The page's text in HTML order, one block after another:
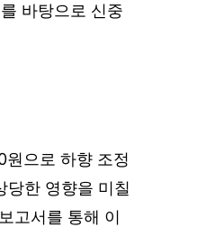
바탕으로 신중
으로 하향 조정
한 영향을 미칠
고서를 통해 이